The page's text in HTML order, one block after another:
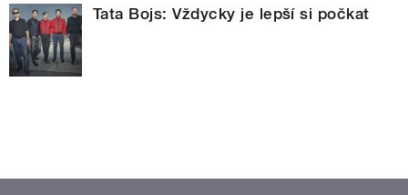
Tata Bojs: Vždycky je lepší si počkat